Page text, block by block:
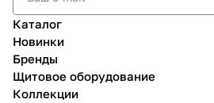
Каталог
Новинки
Бренды
Щитовое оборудование
Коллекции